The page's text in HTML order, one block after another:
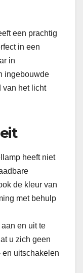
een prachtig
in een
in
ingebouwde
van het licht
heeft niet
de kleur van
met behulp
en uit te
u zich geen
en uitschakelen